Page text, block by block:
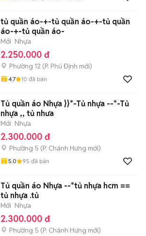
tủ quần áo-+-tủ quần áo-+-tủ quần
áo-+-tủ quần áo-
Mới Nhựa
2.250.000 đ
Phường 12 (P. Phú Định mới)
4.7 10 đã bán
Tủ quần áo Nhựa }}*-Tủ nhựa --*-Tủ
nhựa ,, tủ nhưa
Mới Nhựa
2.300.000 đ
Phường 5 (P. Chánh Hưng mới)
5.0 95 đã bán
Tủ quần áo Nhựa --*tủ nhựa hcm ==
tủ nhựa .tủ
Mới Nhựa
2.300.000 đ
Phường 5 (P. Chánh Hưng mới)